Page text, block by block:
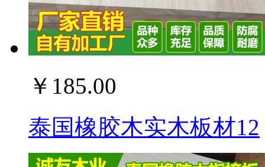
￥185.00
泰国橡胶木实木板材12